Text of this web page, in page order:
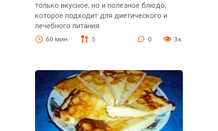
только вкусное, но и полезное блюдо,
которое подходит для диетического и
лечебного питания.
60 мин. 5 0 3к.